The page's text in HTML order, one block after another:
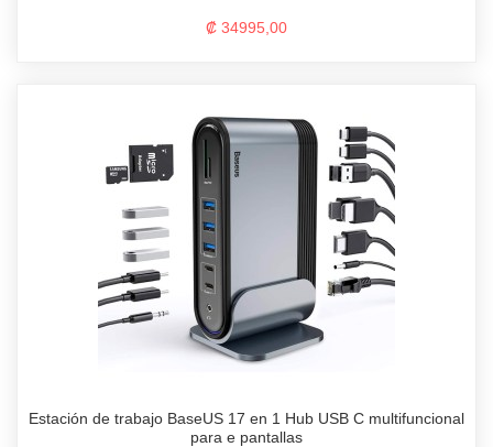
₡ 34995,00
Estación de trabajo BaseUS 17 en 1 Hub USB C multifuncional
para e pantallas